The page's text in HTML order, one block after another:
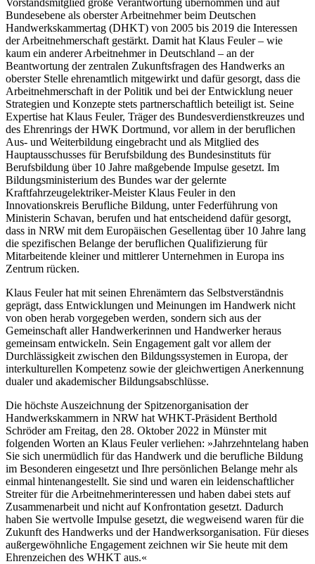
Bundesebene als oberster Arbeitnehmer beim Deutschen
Handwerkskammertag (DHKT) von 2005 bis 2019 die Interessen
der Arbeitnehmerschaft gestärkt. Damit hat Klaus Feuler – wie
kaum ein anderer Arbeitnehmer in Deutschland – an der
Beantwortung der zentralen Zukunftsfragen des Handwerks an
oberster Stelle ehrenamtlich mitgewirkt und dafür gesorgt, dass die
Arbeitnehmerschaft in der Politik und bei der Entwicklung neuer
Strategien und Konzepte stets partnerschaftlich beteiligt ist. Seine
Expertise hat Klaus Feuler, Träger des Bundesverdienstkreuzes und
des Ehrenrings der HWK Dortmund, vor allem in der beruflichen
Aus- und Weiterbildung eingebracht und als Mitglied des
Hauptausschusses für Berufsbildung des Bundesinstituts für
Berufsbildung über 10 Jahre maßgebende Impulse gesetzt. Im
Bildungsministerium des Bundes war der gelernte
Kraftfahrzeugelektriker-Meister Klaus Feuler in den
Innovationskreis Berufliche Bildung, unter Federführung von
Ministerin Schavan, berufen und hat entscheidend dafür gesorgt,
dass in NRW mit dem Europäischen Gesellentag über 10 Jahre lang
die spezifischen Belange der beruflichen Qualifizierung für
Mitarbeitende kleiner und mittlerer Unternehmen in Europa ins
Zentrum rücken.
Klaus Feuler hat mit seinen Ehrenämtern das Selbstverständnis
geprägt, dass Entwicklungen und Meinungen im Handwerk nicht
von oben herab vorgegeben werden, sondern sich aus der
Gemeinschaft aller Handwerkerinnen und Handwerker heraus
gemeinsam entwickeln. Sein Engagement galt vor allem der
Durchlässigkeit zwischen den Bildungssystemen in Europa, der
interkulturellen Kompetenz sowie der gleichwertigen Anerkennung
dualer und akademischer Bildungsabschlüsse.
Die höchste Auszeichnung der Spitzenorganisation der
Handwerkskammern in NRW hat WHKT-Präsident Berthold
Schröder am Freitag, den 28. Oktober 2022 in Münster mit
folgenden Worten an Klaus Feuler verliehen: »Jahrzehntelang haben
Sie sich unermüdlich für das Handwerk und die berufliche Bildung
im Besonderen eingesetzt und Ihre persönlichen Belange mehr als
einmal hintenangestellt. Sie sind und waren ein leidenschaftlicher
Streiter für die Arbeitnehmerinteressen und haben dabei stets auf
Zusammenarbeit und nicht auf Konfrontation gesetzt. Dadurch
haben Sie wertvolle Impulse gesetzt, die wegweisend waren für die
Zukunft des Handwerks und der Handwerksorganisation. Für dieses
außergewöhnliche Engagement zeichnen wir Sie heute mit dem
Ehrenzeichen des WHKT aus.«